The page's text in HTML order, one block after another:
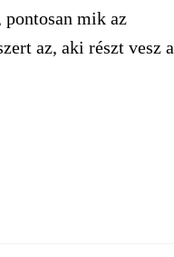
mik az
az, aki részt vesz a